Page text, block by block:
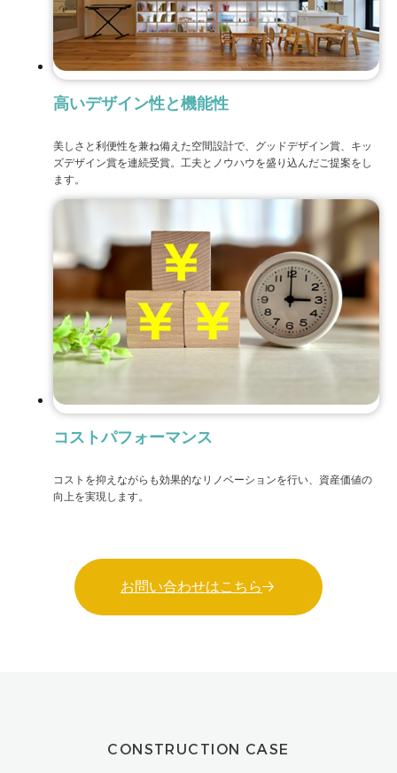
高いデザイン性と機能性
美しさと利便性を兼ね備えた空間設計で、グッドデザイン賞、キッ
ズデザイン賞を連続受賞。工夫とノウハウを盛り込んだご提案をし
ます。
コストパフォーマンス
コストを抑えながらも効果的なリノベーションを行い、資産価値の
向上を実現します。
お問い合わせはこちら
CONSTRUCTION CASE